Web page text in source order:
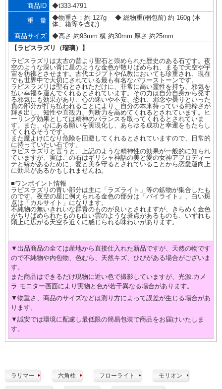
商品ID
◆t333-4791
重 量
◆物重さ：約 127g ◆ 総物重(梱包前) 約 160g (本
体、箱等を含む)
商品サイズ
◆高さ:約93mm 横:約30mm 厚さ:約25mm
【ラピスラズリ（瑠璃）】
ラピスラズリは太古の昔より聖石と崇められた歴史のある石です。夜
空のような深い青に星のような金色が散りばめられ、まるで天空や宇
宙を彷彿とさせます。古代エジプトや仏教においても珍重され、現在
でも世界中で大切にされている最も有名なパワーストーンです。
ラピスラズリは聖石とされただけに、非常に高い霊性を持ち、邪気を
払い幸福を運んでくれるとされています。その力は自分自身から発す
る邪気にも効果があり、心の迷いや不安、恐れ、邪念や曇りといった
負の部分が打ち払われることにより、自分の本来持っている純粋さが
輝き出し、知性や直観力、判断力を高めてくれるとされています。ヒ
ーリング効果としては精神のバランスを取ってくれるとされていま
す。また、心にある願いを実現化し、あらゆる成功と幸運をもたらし
てくれるそうです。
また魔よけになり危険を回避してくれるとされていますので、日常的
に持っていたい石です。
ラピスラズリと言うと、上記のような精神性の効果が一般的に知られ
ていますが、実はこの石はギリシャ神話の美と愛の女神アフロディー
テと縁があるために、愛と美を守るとされていることから恋愛運向上
に効果があるかもしれませんね。
■ワンポイント情報
ラピスラズリの青い部分は主に「ラズライト」等の鉱物が集合したも
のです。夜空の星に例えられる金色の部分は「パイライト」、白い斑
点は「カルサイト」になります。
不純物の無いきれいな群青のものが良いとされますが、きらめく金色
がちりばめられたものも白い雲のような斑点があるものも、いずれも
頭上に広がる天空を近くに感じられる味わいがあります。
▼出品商品の全ては産地から直接仕入れた新品ですが、天然の物です
ので不純物や内包物、色むら、天然キズ、ひびがある場合がございま
す。
また商品はできるだけ現物に近い色で撮影していますが、光源.カメ
ラ.モニター画面により実物と色が若干異なる場合があります。
▼物重さ、商品のサイズなどは測り方によって誤差が生じる場合があ
ります。
▼誠安では環境に配慮し最低限の簡易包装で商品をお届けいたしま
す。
ラリマー 六角柱 フローライト モリオン